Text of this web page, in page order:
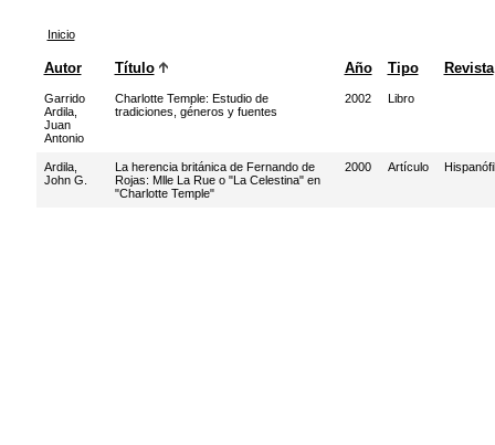
Inicio
Autor Título Año Tipo Revista
Garrido
Ardila,
Juan
Antonio
Charlotte Temple: Estudio de
tradiciones, géneros y fuentes
2002 Libro
Ardila,
John G.
La herencia británica de Fernando de
Rojas: Mlle La Rue o "La Celestina" en
"Charlotte Temple"
2000 Artículo